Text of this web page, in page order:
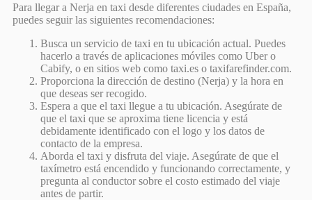
Para llegar a Nerja en taxi desde diferentes ciudades en España,
puedes seguir las siguientes recomendaciones:
Busca un servicio de taxi en tu ubicación actual. Puedes
hacerlo a través de aplicaciones móviles como Uber o
Cabify, o en sitios web como taxi.es o taxifarefinder.com.
Proporciona la dirección de destino (Nerja) y la hora en
que deseas ser recogido.
Espera a que el taxi llegue a tu ubicación. Asegúrate de
que el taxi que se aproxima tiene licencia y está
debidamente identificado con el logo y los datos de
contacto de la empresa.
Aborda el taxi y disfruta del viaje. Asegúrate de que el
taxímetro está encendido y funcionando correctamente, y
pregunta al conductor sobre el costo estimado del viaje
antes de partir.